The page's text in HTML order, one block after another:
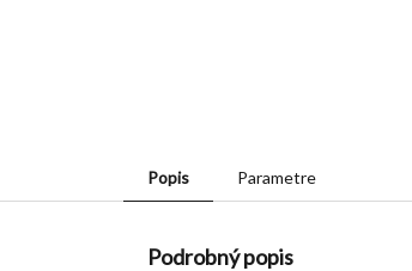
Popis Parametre
Podrobný popis